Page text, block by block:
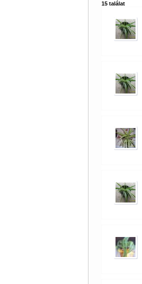
15 találat